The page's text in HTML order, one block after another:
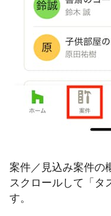
案件／見込み案件の
スクロールして「タ
す。